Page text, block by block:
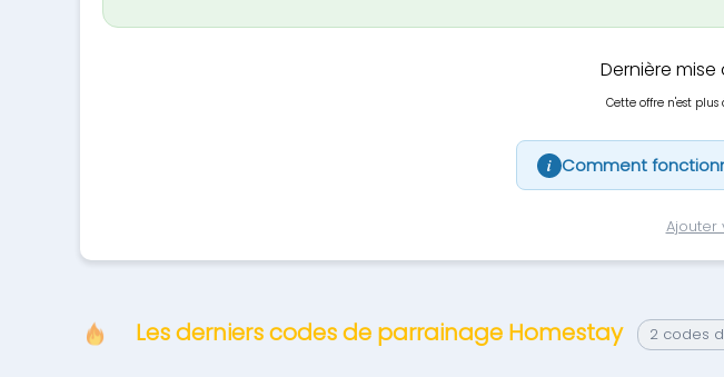
Dernière
Cette offre n'est plus
i Comment
Ajouter
Les derniers codes de parrainage Homestay 2 codes